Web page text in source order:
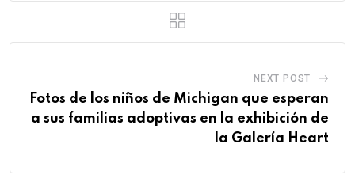
NEXT POST
Fotos de los niños de Michigan que esperan
a sus familias adoptivas en la exhibición de
la Galería Heart